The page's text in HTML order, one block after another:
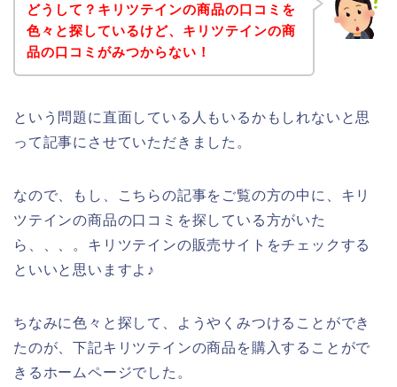
どうして？キリツテインの商品の口コミを
色々と探しているけど、キリツテインの商
品の口コミがみつからない！
という問題に直面している人もいるかもしれないと思
って記事にさせていただきました。
なので、もし、こちらの記事をご覧の方の中に、キリ
ツテインの商品の口コミを探している方がいた
ら、、、。キリツテインの販売サイトをチェックする
といいと思いますよ♪
ちなみに色々と探して、ようやくみつけることができ
たのが、下記キリツテインの商品を購入することがで
きるホームページでした。